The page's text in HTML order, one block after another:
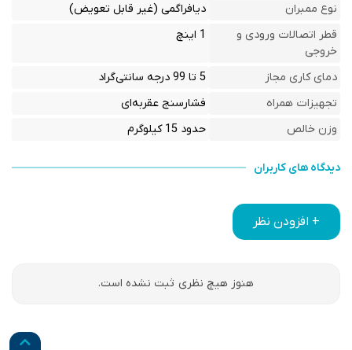
نوع ممبران
دیافراگمی (غیر قابل تعویض)
قطر اتصالات ورودی و
خروجی
1 اینچ
دمای کاری مجاز
5 تا 99 درجه سانتی‌گراد
تجهیزات همراه
فشارسنج عقربه‌ای
وزن خالص
حدود 15 کیلوگرم
دیدگاه های کاربران
+ افزودن نظر
هنوز هیچ نظری ثبت نشده است.